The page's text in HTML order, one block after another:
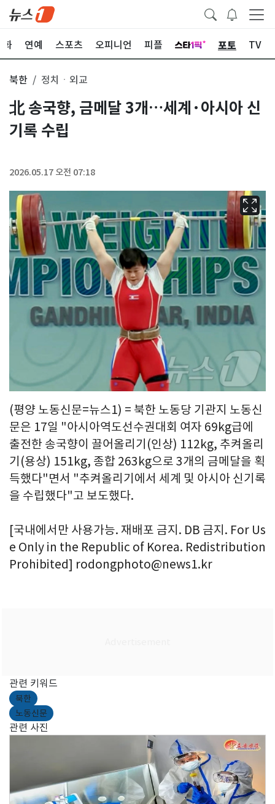
화 연예 스포츠 오피니언 피플 포토 TV
북한 정치ㆍ외교
北 송국향, 금메달 3개…세계·아시아 신
기록 수립
2026.05.17 오전 07:18
(평양 노동신문=뉴스1) = 북한 노동당 기관지 노동신
문은 17일 "아시아역도선수권대회 여자 69kg급에
출전한 송국향이 끌어올리기(인상) 112kg, 추켜올리
기(용상) 151kg, 종합 263kg으로 3개의 금메달을 획
득했다"면서 "추켜올리기에서 세계 및 아시아 신기록
을 수립했다"고 보도했다.
[국내에서만 사용가능. 재배포 금지. DB 금지. For Us
e Only in the Republic of Korea. Redistribution
Prohibited] rodongphoto@news1.kr
관련 키워드
북한
노동신문
관련 사진